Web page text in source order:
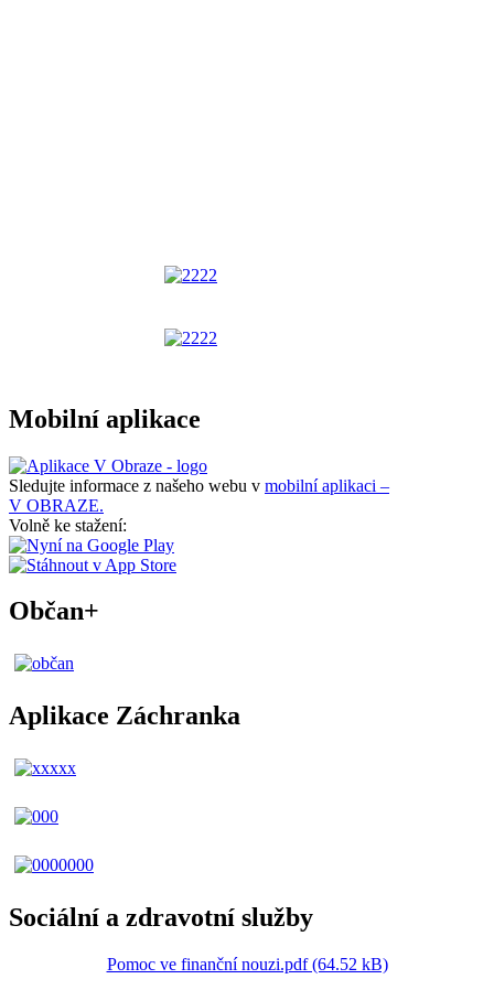
Mobilní aplikace
Sledujte informace z našeho webu v mobilní aplikaci –
V OBRAZE.
Volně ke stažení:
Občan+
Aplikace Záchranka
Sociální a zdravotní služby
Pomoc ve finanční nouzi.pdf (64.52 kB)